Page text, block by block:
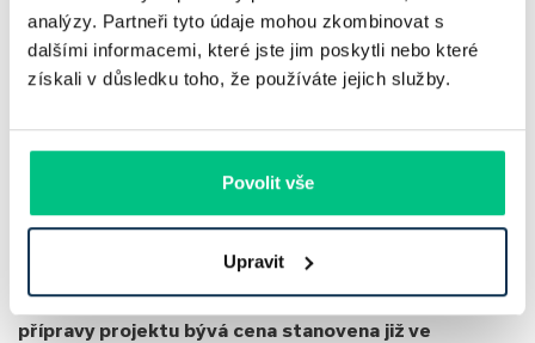
analýzy. Partneři tyto údaje mohou zkombinovat s
dalšími informacemi, které jste jim poskytli nebo které
získali v důsledku toho, že používáte jejich služby.
Povolit vše
Upravit
pečlivě zkontrolovat byt při předání
a nenechat se připravit
o možnost reklamace.
v developerském projektu
Koupě bytu v developerském projektu může být zajímavou
Výhodou je především zajištění ceny. Při koupi ve fázi
přípravy projektu bývá cena stanovena již ve